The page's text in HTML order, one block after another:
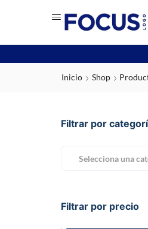
Inicio Shop
Filtrar por
Selecciona una
Filtrar por precio